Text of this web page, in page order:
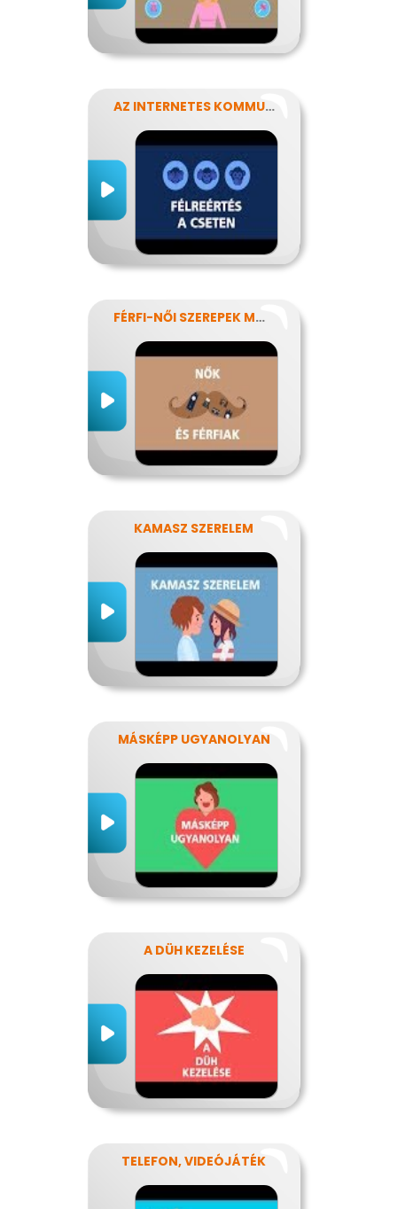
AZ INTERNETES KOMMUNIKÁCIÓ NÉHÁNY SAJÁTOSSÁGA
FÉRFI-NŐI SZEREPEK MODERN SZEMMEL
KAMASZ SZERELEM
MÁSKÉPP UGYANOLYAN
A DÜH KEZELÉSE
TELEFON, VIDEÓJÁTÉK